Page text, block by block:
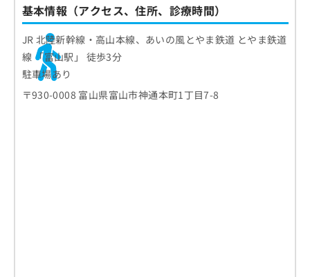
基本情報（アクセス、住所、診療時間）
JR 北陸新幹線・高山本線、あいの風とやま鉄道 とやま鉄道
線 「富山駅」 徒歩3分
駐車場あり
〒930-0008 富山県富山市神通本町1丁目7-8